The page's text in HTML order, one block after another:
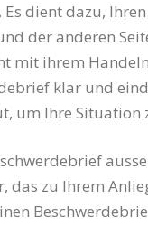
dient dazu,
der anderen
mit ihrem
klar und
um Ihre Situation
zu Ihrem